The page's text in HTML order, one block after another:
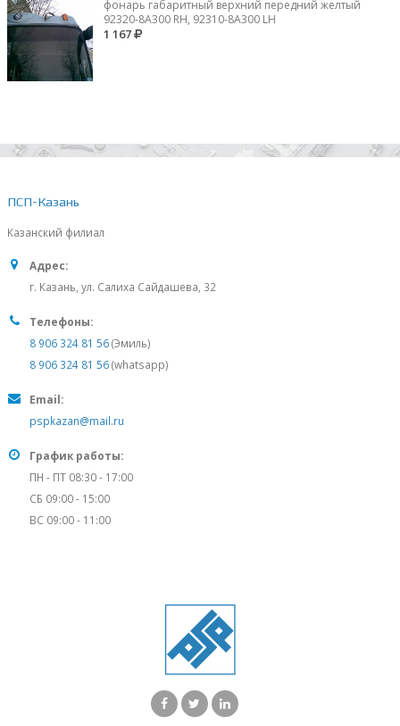
фонарь габаритный верхний передний желтый
92320-8A300 RH, 92310-8А300 LH
1 167
ПСП-Казань
Казанский филиал
Адрес:
г. Казань, ул. Салиха Сайдашева, 32
Телефоны:
8 906 324 81 56(Эмиль)
8 906 324 81 56(whatsapp)
Email:
pspkazan@mail.ru
График работы:
ПН - ПТ 08:30 - 17:00
СБ 09:00 - 15:00
ВС 09:00 - 11:00